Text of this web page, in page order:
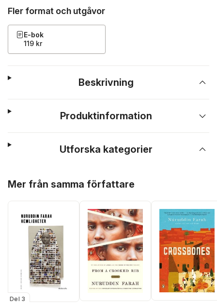
Fler format och utgåvor
E-bok
119 kr
Beskrivning
Produktinformation
Utforska kategorier
Mer från samma författare
Del 3